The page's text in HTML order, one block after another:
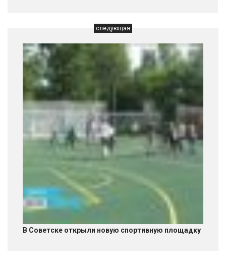
следующая
В Советске открыли новую спортивную площадку